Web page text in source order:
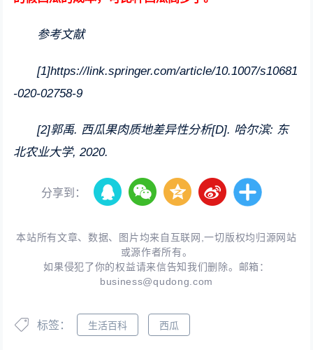
参考文献
[1]https://link.springer.com/article/10.1007/s10681
-020-02758-9
[2]郭禹. 西瓜果肉质地差异性分析[D]. 哈尔滨: 东
北农业大学, 2020.
分享到：
本站所有文章、数据、图片均来自互联网,一切版权均归源网站
或源作者所有。
如果侵犯了你的权益请来信告知我们删除。邮箱：
business@qudong.com
标签： 生活百科 西瓜